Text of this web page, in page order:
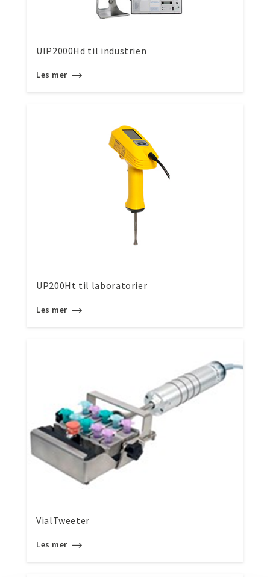
UIP2000Hd til industrien
Les mer
UP200Ht til laboratorier
Les mer
VialTweeter
Les mer